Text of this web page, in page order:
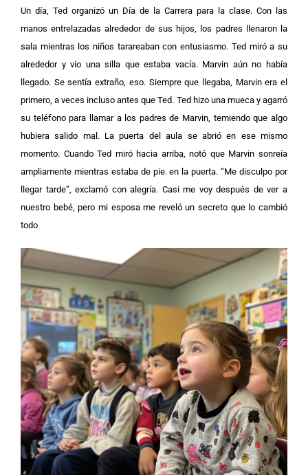
Un día, Ted organizó un Día de la Carrera para la clase. Con las
manos entrelazadas alrededor de sus hijos, los padres llenaron la
sala mientras los niños tarareaban con entusiasmo. Ted miró a su
alrededor y vio una silla que estaba vacía. Marvin aún no había
llegado. Se sentía extraño, eso. Siempre que llegaba, Marvin era el
primero, a veces incluso antes que Ted. Ted hizo una mueca y agarró
su teléfono para llamar a los padres de Marvin, temiendo que algo
hubiera salido mal. La puerta del aula se abrió en ese mismo
momento. Cuando Ted miró hacia arriba, notó que Marvin sonreía
ampliamente mientras estaba de pie. en la puerta. “Me disculpo por
llegar tarde”, exclamó con alegría. Casi me voy después de ver a
nuestro bebé, pero mi esposa me reveló un secreto que lo cambió
todo